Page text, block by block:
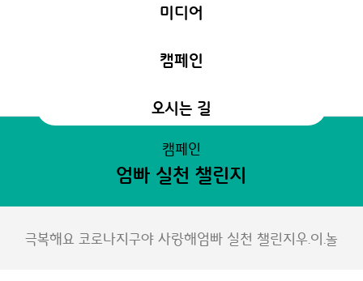
미디어
캠페인
오시는 길
캠페인
엄빠 실천 챌린지
극복해요 코로나지구야 사랑해엄빠 실천 챌린지우.이.놀